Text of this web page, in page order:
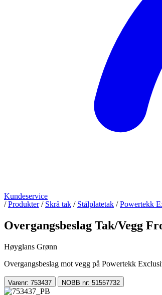
Kundeservice
/ Produkter / Skrå tak / Stålplatetak / Powertekk
Overgangsbeslag Tak/Vegg
Høyglans Grønn
Overgangsbeslag mot vegg på Powertekk
Varenr: 753437 NOBB nr: 51557732